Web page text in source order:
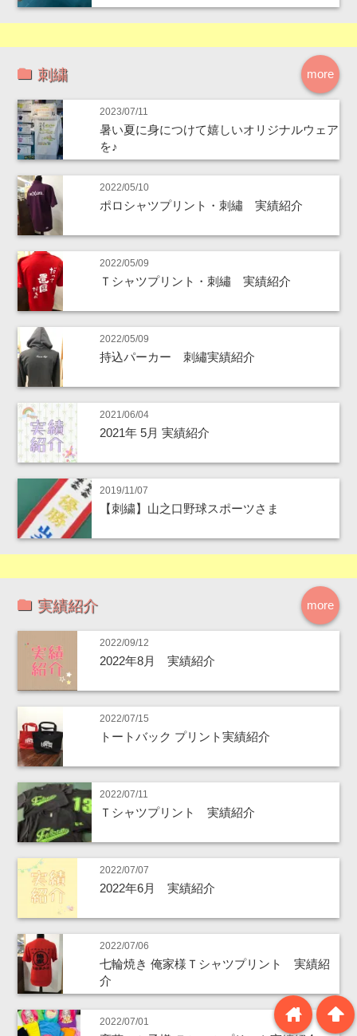
more
刺繍
2023/07/11
暑い夏に身につけて嬉しいオリジナルウェア
を♪
2022/05/10
ポロシャツプリント・刺繡 実績紹介
2022/05/09
Ｔシャツプリント・刺繡 実績紹介
2022/05/09
持込パーカー 刺繡実績紹介
2021/06/04
2021年 5月 実績紹介
2019/11/07
【刺繍】山之口野球スポーツさま
more
実績紹介
2022/09/12
2022年8月 実績紹介
2022/07/15
トートバック プリント実績紹介
2022/07/11
Ｔシャツプリント 実績紹介
2022/07/07
2022年6月 実績紹介
2022/07/06
七輪焼き 俺家様Ｔシャツプリント 実績紹
介
2022/07/01 arrowup
home